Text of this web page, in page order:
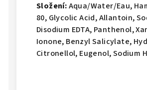
Složení:Aqua/Water/Eau,
80, Glycolic Acid, Allantoin,
Disodium EDTA, Panthenol,
Ionone, Benzyl Salicylate,
Citronellol, Eugenol, Sodium